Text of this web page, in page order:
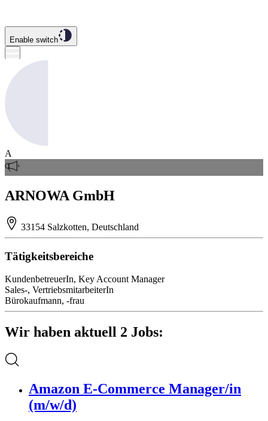
Enable switch
A
ARNOWA GmbH
33154 Salzkotten, Deutschland
Tätigkeitsbereiche
KundenbetreuerIn, Key Account Manager
Sales-, VertriebsmitarbeiterIn
Bürokaufmann, -frau
Wir haben aktuell 2 Jobs:
Amazon E-Commerce Manager/in
(m/w/d)